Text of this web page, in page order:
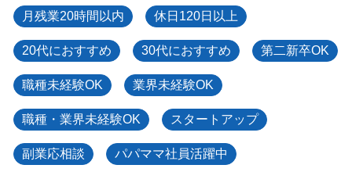
月残業20時間以内 休日120日以上
20代におすすめ 30代におすすめ 第二新卒OK
職種未経験OK 業界未経験OK
職種・業界未経験OK スタートアップ
副業応相談 パパママ社員活躍中